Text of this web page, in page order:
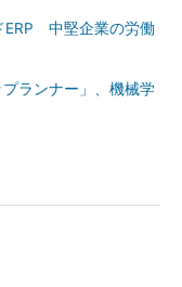
ERP 中堅企業の労働
プランナー」、機械学